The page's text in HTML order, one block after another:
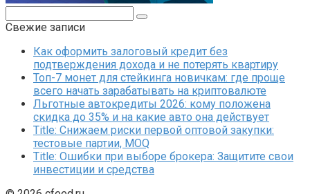
Свежие записи
Как оформить залоговый кредит без
подтверждения дохода и не потерять квартиру
Топ-7 монет для стейкинга новичкам: где проще
всего начать зарабатывать на криптовалюте
Льготные автокредиты 2026: кому положена
скидка до 35% и на какие авто она действует
Title: Снижаем риски первой оптовой закупки:
тестовые партии, MOQ
Title: Ошибки при выборе брокера: Защитите свои
инвестиции и средства